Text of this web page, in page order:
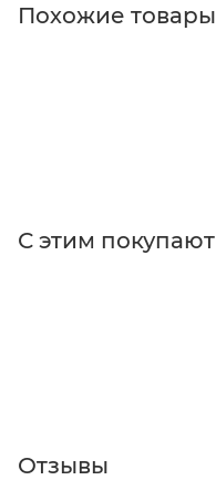
Похожие товары
С этим покупают
Отзывы